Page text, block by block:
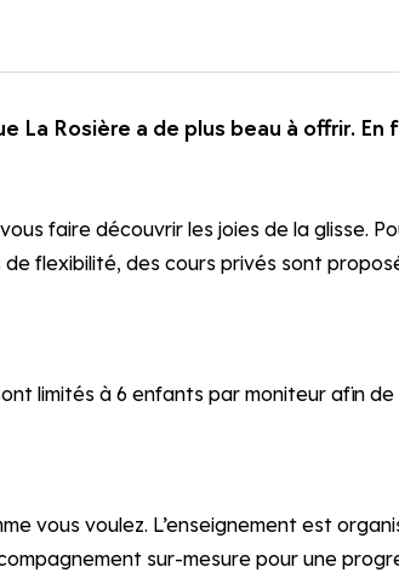
La Rosière a de plus beau à offrir.
faire découvrir les joies de la glisse.
flexibilité, des cours privés sont
limités à 6 enfants par moniteur afin
vous voulez. L’enseignement est
sur-mesure pour une